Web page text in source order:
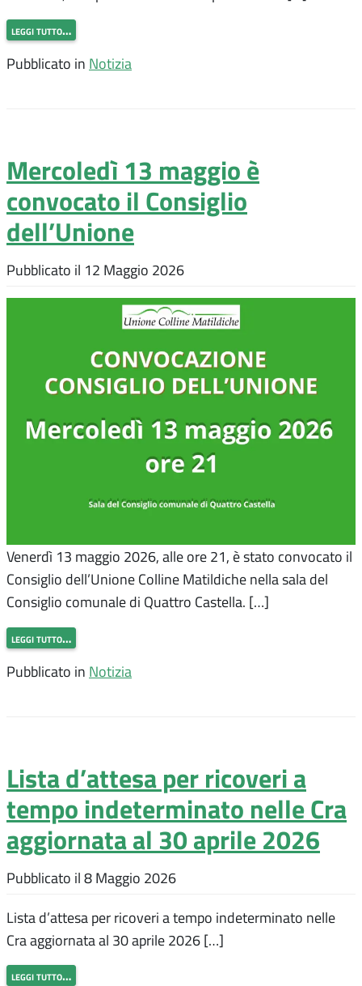
leggi tutto…
Pubblicato in Notizia
Mercoledì 13 maggio è
convocato il Consiglio
dell’Unione
Pubblicato il 12 Maggio 2026
Venerdì 13 maggio 2026, alle ore 21, è stato convocato il
Consiglio dell’Unione Colline Matildiche nella sala del
Consiglio comunale di Quattro Castella. […]
leggi tutto…
Pubblicato in Notizia
Lista d’attesa per ricoveri a
tempo indeterminato nelle Cra
aggiornata al 30 aprile 2026
Pubblicato il 8 Maggio 2026
Lista d’attesa per ricoveri a tempo indeterminato nelle
Cra aggiornata al 30 aprile 2026 […]
leggi tutto…